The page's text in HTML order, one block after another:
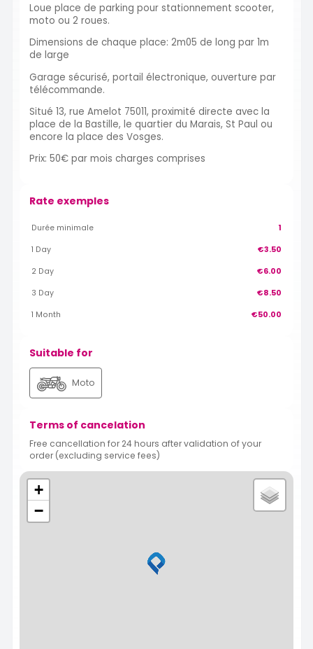
Loue place de parking pour stationnement scooter,
moto ou 2 roues.
Dimensions de chaque place: 2m05 de long par 1m
de large
Garage sécurisé, portail électronique, ouverture par
télécommande.
Situé 13, rue Amelot 75011, proximité directe avec la
place de la Bastille, le quartier du Marais, St Paul ou
encore la place des Vosges.
Prix: 50€ par mois charges comprises
Rate exemples
Durée minimale 1
1 Day €3.50
2 Day €6.00
3 Day €8.50
1 Month €50.00
Suitable for
Moto
Terms of cancelation
Free cancellation for 24 hours after validation of your
order (excluding service fees)
+
−